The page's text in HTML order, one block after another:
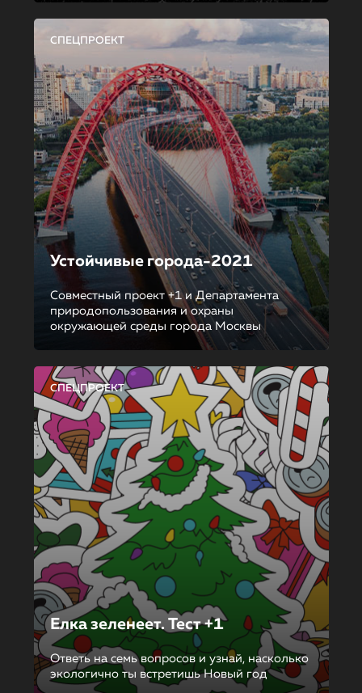
СПЕЦПРОЕКТ
Устойчивые города-2021
Совместный проект +1 и Департамента
природопользования и охраны
окружающей среды города Москвы
СПЕЦПРОЕКТ
Елка зеленеет. Тест +1
Ответь на семь вопросов и узнай, насколько
экологично ты встретишь Новый год